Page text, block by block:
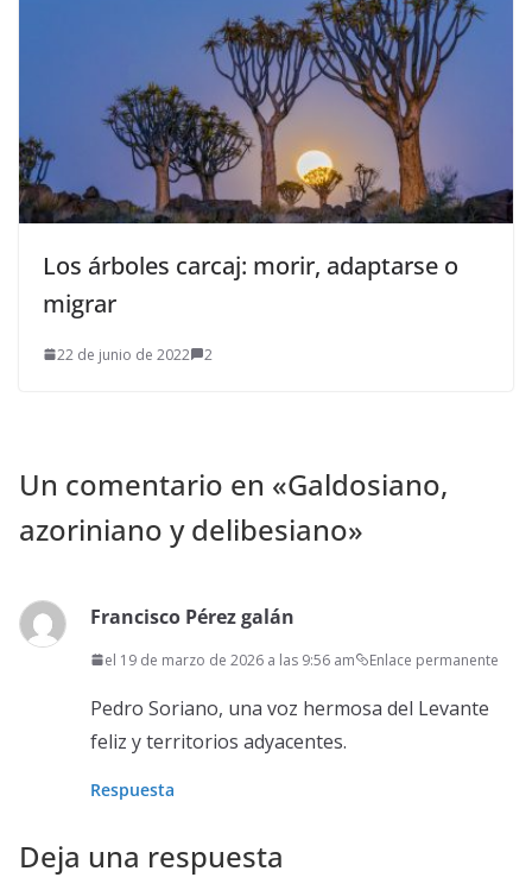
Los árboles carcaj: morir, adaptarse o
migrar
22 de junio de 2022 2
Un comentario en «Galdosiano,
azoriniano y delibesiano»
Francisco Pérez galán
el 19 de marzo de 2026 a las 9:56 am Enlace permanente
Pedro Soriano, una voz hermosa del Levante
feliz y territorios adyacentes.
Respuesta
Deja una respuesta